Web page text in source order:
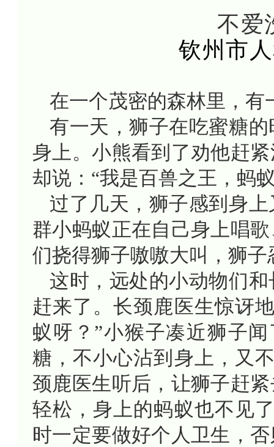
不爱
钦州市
在一个茂密的森林里，有
有一天，狮子在吃蜜糖
身上。小熊看到了劝他赶
却说：“我是百兽之王，蚂
过了几天，狮子感到身
群小蚂蚁正在自己身上唱
们挠得狮子嗷嗷大叫，狮
这时，远处的小动物们
赶来了。长颈鹿医生惊讶
蚁呀？”小猴子凑近狮子
糖，不小心沾到身上，又
颈鹿医生听后，让狮子赶
轻松，身上的蚂蚁也不见
时一定要做好个人卫生，